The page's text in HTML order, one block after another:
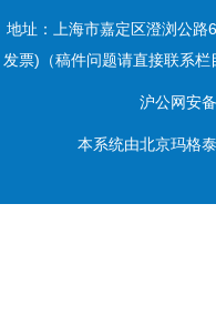
地址：上海市嘉定区澄浏公
发票)（稿件问题请直接联系
沪公网安
本系统由北京玛格